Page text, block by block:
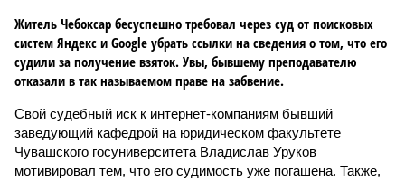
Житель Чебоксар бесуспешно требовал через суд от поисковых
систем Яндекс и Google убрать ссылки на сведения о том, что его
судили за получение взяток. Увы, бывшему преподавателю
отказали в так называемом праве на забвение.
Свой судебный иск к интернет-компаниям бывший
заведующий кафедрой на юридическом факультете
Чувашского госуниверситета Владислав Уруков
мотивировал тем, что его судимость уже погашена. Также,